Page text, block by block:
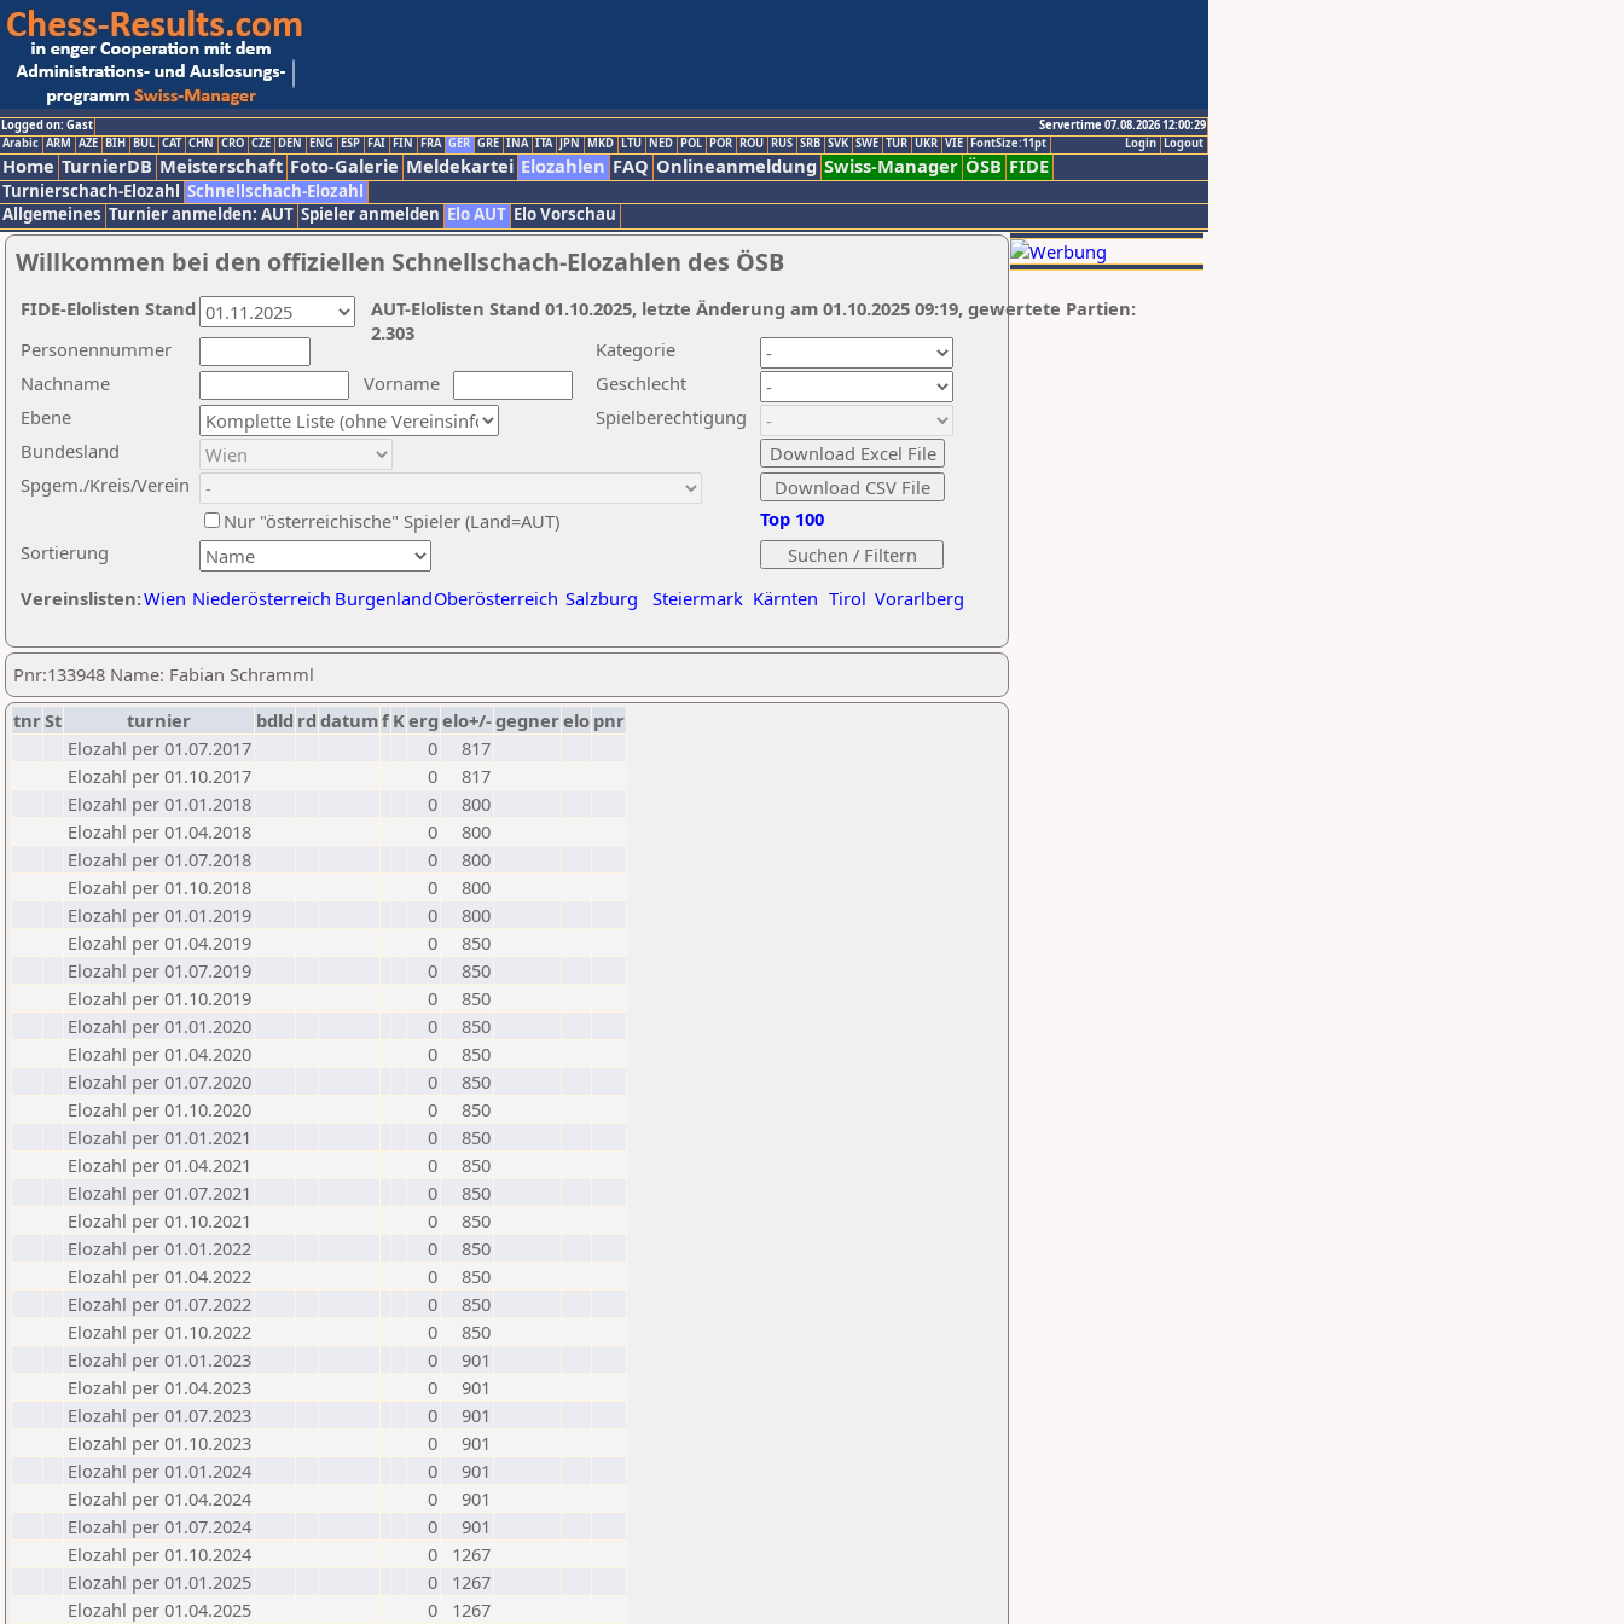
Logged on: Gast
Servertime 07.08.2026 12:00:29
Logout
Login
Arabic ARM AZE BIH BUL CAT CHN CRO CZE DEN ENG ESP FAI FIN FRA GER GRE INA ITA JPN MKD LTU NED POL POR ROU RUS SRB SVK SWE TUR UKR VIE FontSize:11pt
Home TurnierDB Meisterschaft Foto-Galerie Meldekartei Elozahlen FAQ Onlineanmeldung Swiss-Manager ÖSB FIDE
Turnierschach-Elozahl Schnellschach-Elozahl
Allgemeines Turnier anmelden: AUT Spieler anmelden Elo AUT Elo Vorschau
Willkommen bei den offiziellen Schnellschach-Elozahlen des ÖSB
Nachname
Vorname
Ebene
Kategorie
Sortierung
Personennummer
Bundesland
Spgem./Kreis/Verein
Geschlecht
Nur "österreichische" Spieler (Land=AUT)
Spielberechtigung
Vereinslisten:Wien Niederösterreich BurgenlandOberösterreich Salzburg Steiermark Kärnten Tirol Vorarlberg
Top 100
AUT-Elolisten Stand 01.10.2025, letzte Änderung am 01.10.2025 09:19, gewertete Partien:
2.303
FIDE-Elolisten Stand
Pnr:133948 Name: Fabian Schramml
tnrSt turnier bdld rd datumf Kerg elo+/-gegnerelo pnr
Elozahl per 01.07.2017
0
817
Elozahl per 01.10.2017
0
817
Elozahl per 01.01.2018
0
800
Elozahl per 01.04.2018
0
800
Elozahl per 01.07.2018
0
800
Elozahl per 01.10.2018
0
800
Elozahl per 01.01.2019
0
800
Elozahl per 01.04.2019
0
850
Elozahl per 01.07.2019
0
850
Elozahl per 01.10.2019
0
850
Elozahl per 01.01.2020
0
850
Elozahl per 01.04.2020
0
850
Elozahl per 01.07.2020
0
850
Elozahl per 01.10.2020
0
850
Elozahl per 01.01.2021
0
850
Elozahl per 01.04.2021
0
850
Elozahl per 01.07.2021
0
850
Elozahl per 01.10.2021
0
850
Elozahl per 01.01.2022
0
850
Elozahl per 01.04.2022
0
850
Elozahl per 01.07.2022
0
850
Elozahl per 01.10.2022
0
850
Elozahl per 01.01.2023
0
901
Elozahl per 01.04.2023
0
901
Elozahl per 01.07.2023
0
901
Elozahl per 01.10.2023
0
901
Elozahl per 01.01.2024
0
901
Elozahl per 01.04.2024
0
901
Elozahl per 01.07.2024
0
901
Elozahl per 01.10.2024
0
1267
Elozahl per 01.01.2025
0
1267
Elozahl per 01.04.2025
0 1267